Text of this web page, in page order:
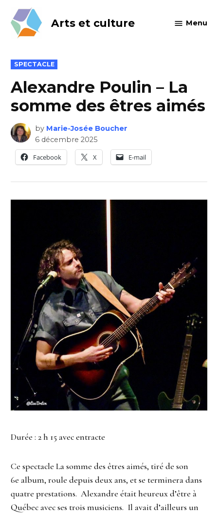
content
Arts et culture Menu
POSTED
IN
SPECTACLE
Alexandre Poulin – La
somme des êtres aimés
by Marie-Josée Boucher
6 décembre 2025
Facebook
X E-mail
Durée : 2 h 15 avec entracte
Ce spectacle La somme des êtres aimés, tiré de son
6e album, roule depuis deux ans, et se terminera dans
quatre prestations. Alexandre était heureux d’être à
Québec avec ses trois musiciens. Il avait d’ailleurs un